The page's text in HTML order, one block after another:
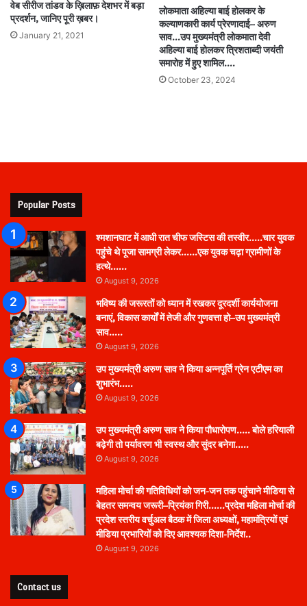
वेब सीरीज तांडव के ख़िलाफ़ देशभर में बड़ा
प्रदर्शन, जानिए पूरी ख़बर।
January 21, 2021
लोकमाता अहिल्या बाई होलकर के
कल्याणकारी कार्य प्रेरणादाई– अरुण
साव…उप मुख्यमंत्री लोकमाता देवी
अहिल्या बाई होलकर त्रिशताब्दी जयंती
समारोह में हुए शामिल….
October 23, 2024
Popular Posts
श्मशानघाट में आधी रात चीफ जस्टिस की तस्वीर…..चार युवक
पहुंचे थे पूजा सामग्री लेकर……एक युवक चढ़ा ग्रामीणों के
हत्थे……
August 9, 2026
भविष्य की जरूरतों को ध्यान में रखकर दूरदर्शी कार्ययोजना
बनाएं, विकास कार्यों में तेजी और गुणवत्ता हो–उप मुख्यमंत्री
साव…..
August 9, 2026
उप मुख्यमंत्री अरुण साव ने किया अन्नपूर्ति ग्रेन एटीएम का
शुभारंभ…..
August 9, 2026
उप मुख्यमंत्री अरुण साव ने किया पौधारोपण….. बोले हरियाली
बढ़ेगी तो पर्यावरण भी स्वस्थ और सुंदर बनेगा…..
August 9, 2026
महिला मोर्चा की गतिविधियों को जन-जन तक पहुंचाने मीडिया से
बेहतर समन्वय जरूरी–प्रियंका गिरी……प्रदेश महिला मोर्चा की
प्रदेश स्तरीय वर्चुअल बैठक में जिला अध्यक्षों, महामंत्रियों एवं
मीडिया प्रभारियों को दिए आवश्यक दिशा-निर्देश..
August 9, 2026
Contact us